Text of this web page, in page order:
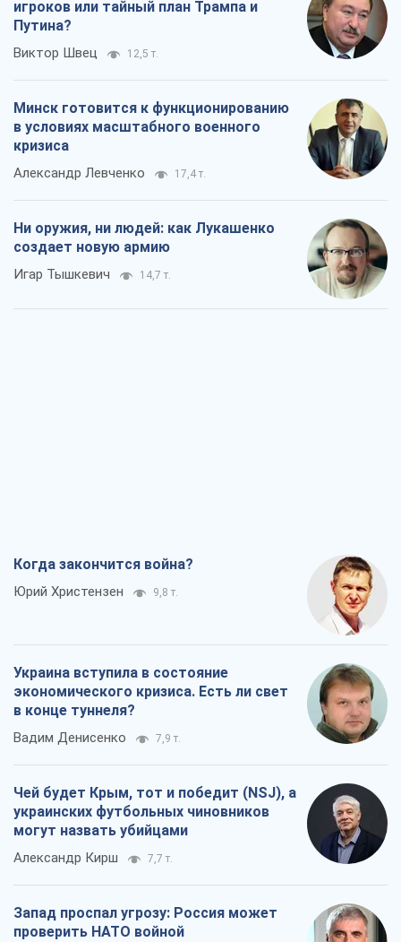
игроков или тайный план Трампа и
Путина?
Виктор Швец 12,5 т.
Минск готовится к функционированию
в условиях масштабного военного
кризиса
Александр Левченко 17,4 т.
Ни оружия, ни людей: как Лукашенко
создает новую армию
Игар Тышкевич 14,7 т.
Когда закончится война?
Юрий Христензен 9,8 т.
Украина вступила в состояние
экономического кризиса. Есть ли свет
в конце туннеля?
Вадим Денисенко 7,9 т.
Чей будет Крым, тот и победит (NSJ), а
украинских футбольных чиновников
могут назвать убийцами
Александр Кирш 7,7 т.
Запад проспал угрозу: Россия может
проверить НАТО войной